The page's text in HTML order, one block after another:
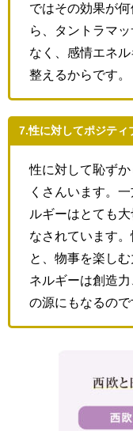
ではその効果が
ら、タントラマ
なく、感情エネ
整えるからです。
7.性に対してポジティ
性に対して恥ず
くさんいます。
ルギーはとても
なされています
と、物事を楽し
ネルギーは創造
の源にもなるので